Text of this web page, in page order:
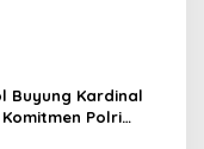
Buyung Kardinal
Komitmen Polri